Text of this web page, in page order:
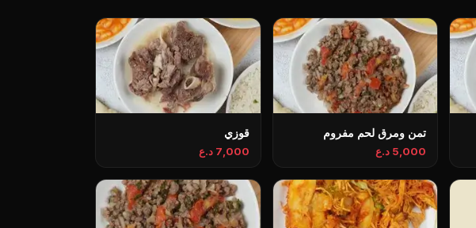
تمن ومرق لحم مفروم
5,000 د.ع
قوزي
7,000 د.ع